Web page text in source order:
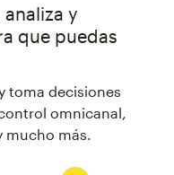
y
que puedas
toma decisiones
omnicanal,
mucho más.